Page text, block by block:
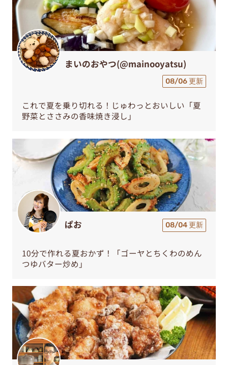
まいのおやつ(@mainooyatsu)
08/06 更新
これで夏を乗り切れる！じゅわっとおいしい「夏
野菜とささみの香味焼き浸し」
ぱお 08/04 更新
10分で作れる夏おかず！「ゴーヤとちくわのめん
つゆバター炒め」